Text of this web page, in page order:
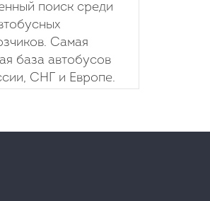
поиск среди
Самая
база автобусов
СНГ и Европе.